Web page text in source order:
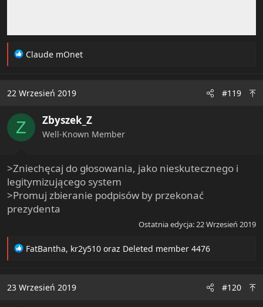
R
t
n
s
Claude mOnet
22 Wrzesień 2019 #119
Z Zbyszek_Z
Well-Known Member
>Zniechęcaj do głosowania, jako nieskutecznego i
legitymizującego system
>Promuj zbieranie podpisów by przekonać
prezydenta
Ostatnia edycja:22 Wrzesień 2019
R
t
FatBantha, kr2y510 oraz Deleted member 4476
23 Wrzesień 2019 #120